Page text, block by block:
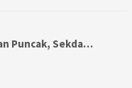
Puncak, Sekda…